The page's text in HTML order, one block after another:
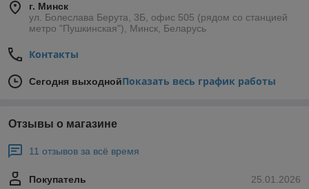
г. Минск
ул. Болеслава Берута, 3Б, офис 505 (рядом со станцией
метро "Пушкинская"), Минск, Беларусь
Контакты
Сегодня выходнойПоказать весь график работы
Отзывы о магазине
11 отзывов за всё время
25.01.2026
Покупатель